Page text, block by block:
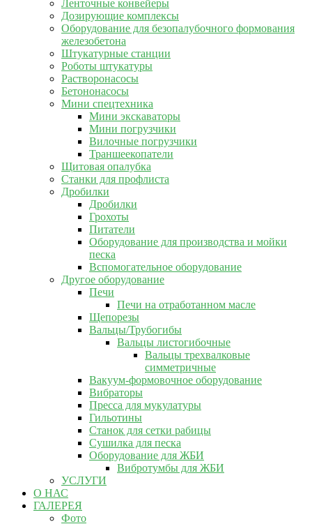
Ленточные конвейеры
Дозирующие комплексы
Оборудование для безопалубочного формования
железобетона
Штукатурные станции
Роботы штукатуры
Растворонасосы
Бетононасосы
Мини спецтехника
Мини экскаваторы
Мини погрузчики
Вилочные погрузчики
Траншеекопатели
Щитовая опалубка
Станки для профлиста
Дробилки
Дробилки
Грохоты
Питатели
Оборудование для производства и мойки
песка
Вспомогательное оборудование
Другое оборудование
Печи
Печи на отработанном масле
Щепорезы
Вальцы/Трубогибы
Вальцы листогибочные
Вальцы трехвалковые
симметричные
Вакуум-формовочное оборудование
Вибраторы
Пресса для мукулатуры
Гильотины
Станок для сетки рабицы
Сушилка для песка
Оборудование для ЖБИ
Вибротумбы для ЖБИ
УСЛУГИ
О НАС
ГАЛЕРЕЯ
Фото